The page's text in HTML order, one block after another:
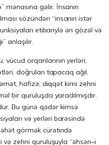
mənasına gəlir. İnsanın
sözündən “insanın istər
etibariylə ən gözəl və
anlaşılır.
vücud orqanlarının yerləri,
doğruları tapacaq ağıl,
hafizə, diqqət kimi zehni
bir quruluşda yaradılmışdır.
Bu günə qədər kimsə
və yerləri barəsində
görmək cürətində
və zehni quruluşuyla “əhsən–i